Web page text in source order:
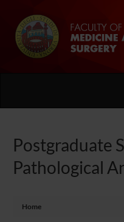
Postgraduate
Pathological
Home